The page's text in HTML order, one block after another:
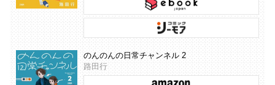
のんのんの日常チャンネル 2
路田行